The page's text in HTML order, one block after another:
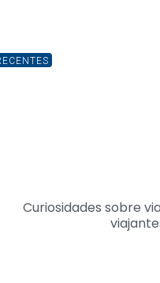
Curiosidades sobre